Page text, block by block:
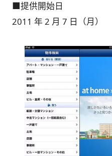
■提供開始日
2011 年 2 月 7 日（月）